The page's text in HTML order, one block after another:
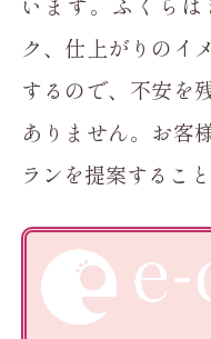
ク、仕上がりのイ
するので、不安を
ありません。お客
ランを提案するこ